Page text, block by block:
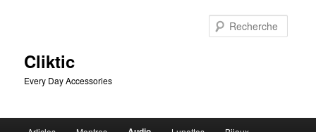
Cliktic
Every Day Accessories